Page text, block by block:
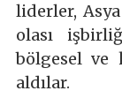
liderler,
olası
bölgesel ve
aldılar.